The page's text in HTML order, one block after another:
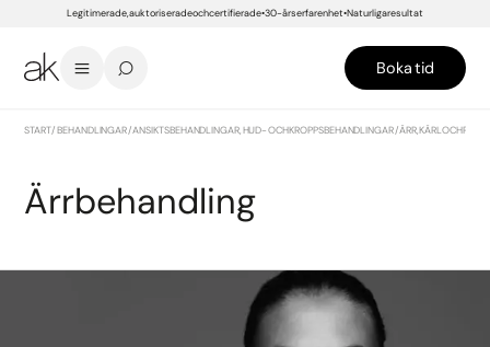
Legitimerade, auktoriserade och certifierade 30-års erfarenhet Naturliga resultat
Boka tid
START/BEHANDLINGAR/ANSIKTSBEHANDLINGAR, HUD- OCH KROPPSBEHANDLINGAR/ÄRR, KÄRL OCH
Ärrbehandling